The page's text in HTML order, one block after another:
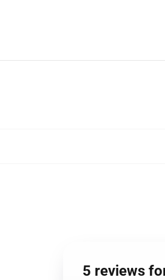
5 reviews